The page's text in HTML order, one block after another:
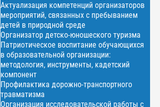
Актуализация компетенций организаторов
мероприятий, связанных с пребыванием
детей в природной среде
Организатор детско-юношеского туризма
Патриотическое воспитание обучающихся
в образовательной организации:
методология, инструменты, кадетский
компонент
Профилактика дорожно-транспортного
травматизма
Организация исследовательской работы с